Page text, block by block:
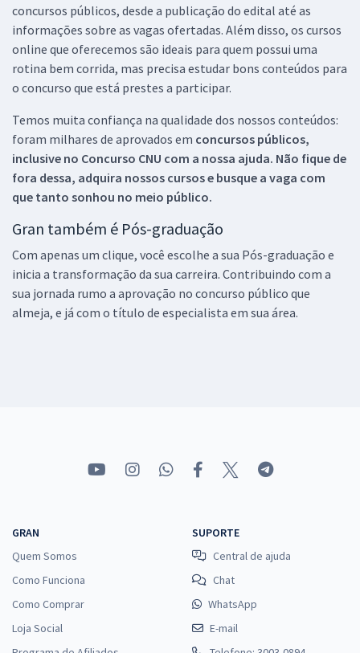
concursos públicos, desde a publicação do edital até as
informações sobre as vagas ofertadas. Além disso, os cursos
online que oferecemos são ideais para quem possui uma
rotina bem corrida, mas precisa estudar bons conteúdos para
o concurso que está prestes a participar.
Temos muita confiança na qualidade dos nossos conteúdos:
foram milhares de aprovados em concursos públicos,
inclusive no Concurso CNU com a nossa ajuda. Não fique de
fora dessa, adquira nossos cursos e busque a vaga com
que tanto sonhou no meio público.
Gran também é Pós-graduação
Com apenas um clique, você escolhe a sua Pós-graduação e
inicia a transformação da sua carreira. Contribuindo com a
sua jornada rumo a aprovação no concurso público que
almeja, e já com o título de especialista em sua área.
GRAN
Quem Somos
Como Funciona
Como Comprar
Loja Social
SUPORTE
Central de ajuda
Chat
WhatsApp
E-mail